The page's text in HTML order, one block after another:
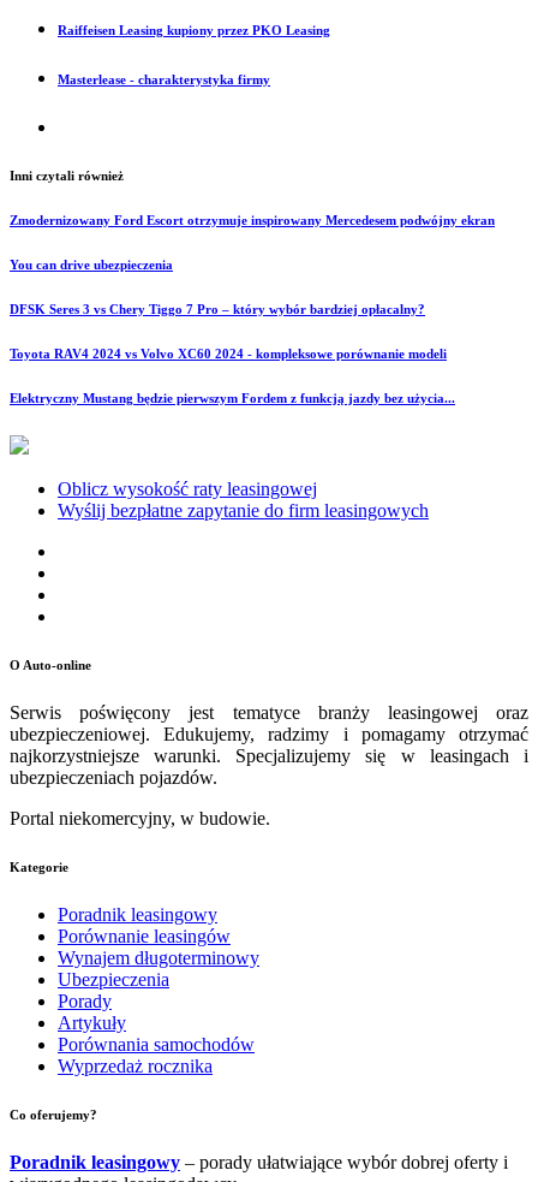
Raiffeisen Leasing kupiony przez PKO Leasing
Masterlease - charakterystyka firmy
Inni czytali również
Zmodernizowany Ford Escort otrzymuje inspirowany Mercedesem podwójny ekran
You can drive ubezpieczenia
DFSK Seres 3 vs Chery Tiggo 7 Pro – który wybór bardziej opłacalny?
Toyota RAV4 2024 vs Volvo XC60 2024 - kompleksowe porównanie modeli
Elektryczny Mustang będzie pierwszym Fordem z funkcją jazdy bez użycia...
Oblicz wysokość raty leasingowej
Wyślij bezpłatne zapytanie do firm leasingowych
O Auto-online
Serwis poświęcony jest tematyce branży leasingowej oraz
ubezpieczeniowej. Edukujemy, radzimy i pomagamy otrzymać
najkorzystniejsze warunki. Specjalizujemy się w leasingach i
ubezpieczeniach pojazdów.
Portal niekomercyjny, w budowie.
Kategorie
Poradnik leasingowy
Porównanie leasingów
Wynajem długoterminowy
Ubezpieczenia
Porady
Artykuły
Porównania samochodów
Wyprzedaż rocznika
Co oferujemy?
Poradnik leasingowy – porady ułatwiające wybór dobrej oferty i